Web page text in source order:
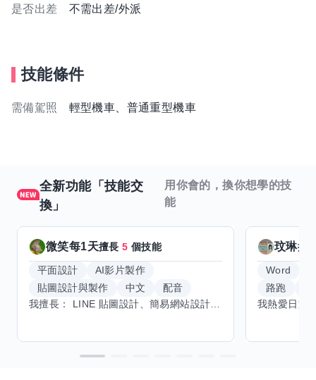
是否出差 不需出差/外派
技能條件
需備駕照 輕型機車、普通重型機車
全新功能「技能交
換」
用你會的，換你想學的技
能
微笑每1天擅長5 個技能
平面設計
AI影片製作
貼圖設計與製作
中文
配音
玟琳擅
Word
路跑